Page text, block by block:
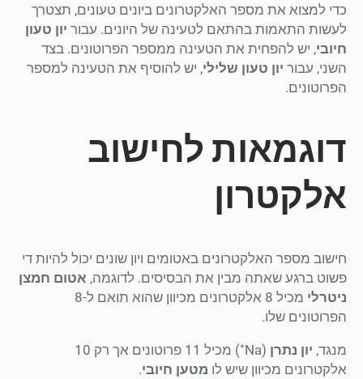
כדי למצוא את מספר האלקטרונים ביונים טעונים, תצטרך
לעשות התאמות בהתאם לטעינה של היונים. עבור יון טעון
חיובי, יש להפחית את הטעינה ממספר הפרוטונים. בצד
השני, עבור יון טעון שלילי, יש להוסיף את הטעינה למספר
הפרוטונים.
דוגמאות לחישוב
אלקטרון
חישוב מספר האלקטרונים באטומים ויון שונים יכול להיות די
פשוט ברגע שאתה מבין את הבסיסים. לדוגמה, אטום חמצן
ניטרלי
מכיל 8 אלקטרונים מכיוון שהוא תואם ל-8
הפרוטונים שלו.
מנגד, יון נתרן
(Na⁺) מכיל 11 פרוטונים אך רק 10
אלקטרונים מכיוון שיש לו מטען חיובי.